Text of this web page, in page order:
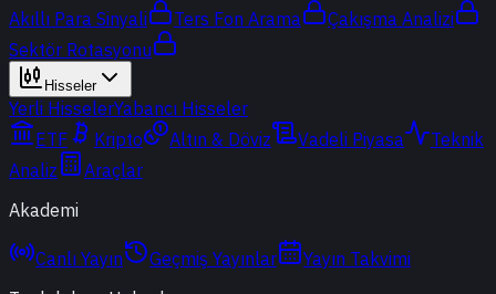
Akıllı Para Sinyali
Ters Fon Arama
Çakışma Analizi
Sektör Rotasyonu
Hisseler
Yerli HisselerYabancı Hisseler
ETF
Kripto Altın & Döviz Vadeli Piyasa
Teknik
Analiz
Araçlar
Akademi
Canlı Yayın Geçmiş Yayınlar
Yayın Takvimi